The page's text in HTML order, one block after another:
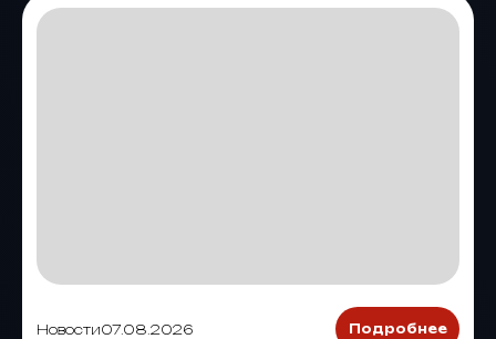
Новости07.08.2026 Подробнее